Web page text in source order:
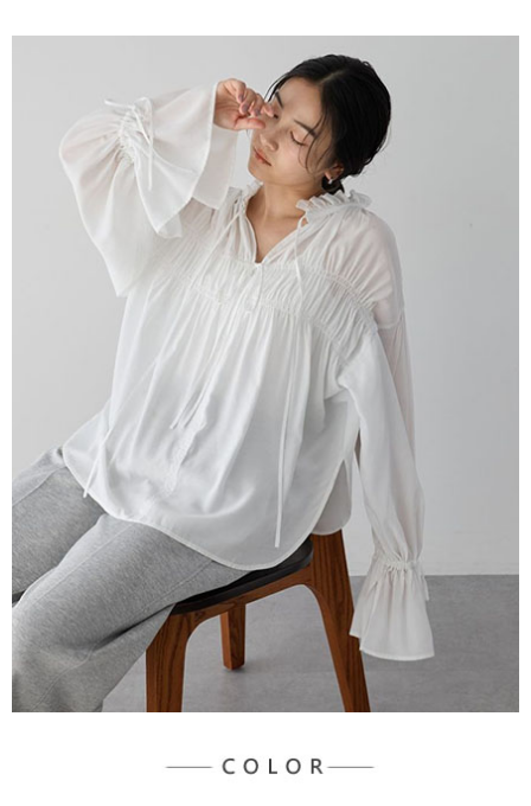
法說明評估內容。
1.分期款項不併入電信帳單，「大哥付你分期」於每月結算日後寄送繳費提
2.透過簡訊連結打開帳單後，可選擇「超商條碼／台灣大直營門市／銀行轉
帳／街口支付／iPASS MONEY」等通路繳費。
【注意事項】
1.本服務係由「台灣大哥大股份有限公司」（以下簡稱本公司）所提供，讓
用戶於交易時，得透過本服務購買商品或服務，並由商店將買賣／分期付款
買賣價金債權讓與本公司後，依約使用本公司帳單繳交帳款。
2.基於同意付款使用「大哥付你分期」之契約關係目的，商店將以您的個人
資料（包含姓名、電話或地址）提供予台灣大哥大進項蒐集、處理及利用，
由本公司與您本人進行分期帳單所需資料之確認、核對及更正。
3.完整用戶服務條款，請詳閱以下連結：
https://oppay.tw/userRule
【「AFTEE先享後付」結帳流程】
１．於結帳方式選擇「AFTEE先享後付」後，將跳轉至「AFTEE先享後付」
結帳頁面，進行簡訊認證並確認金額後，即可完成結帳。
２．訂單成立數日內，您將收到繳費通知簡訊。
３．收到繳費通知簡訊後14天內，點擊此簡訊中的連結，可透過四大超商／
ATM／網路銀行／等多元方式進行付款，方視為交易完成。
※ 請注意：結帳手續完成當下不需立刻繳費，但若您需要取消訂單，請聯絡
購買商品的店家。未經商家同意取消之訂單仍視為有效，需透過AFTEE先享
後付繳納相關費用。
※ 交易是否成功請以「AFTEE先享後付 」之結帳頁面顯示為準，若有關於
是否繳費成功／繳費後需取消欲退款等相關疑問，請聯繫「AFTEE先享後付
客戶支援中心」
https://netprotections.freshdesk.com/support/home
１．透過由恩沛科技股份有限公司提供之「AFTEE先享後付」服務完成之交
易，需依本服務之必要範圍內提供個人資料，並將交易相關給付款項請求債
權轉讓予恩沛科技股份有限公司。
２．關於個人資料處理事宜，請瀏覽以下網址：
https://aftee.tw/terms/#terms3
３．未成年的使用者請事先徵得法定代理人或監護人之同意方可使用
「AFTEE先享後付」，若未經同意申辦者引起之損失，本公司不負相關責
任。
４．使用「AFTEE先享後付」時，將依據個別帳號之用戶狀況，依本公司即
時審查核予不同之上限額度；若仍有額度不足之情形，本公司將視審查結果
請求用戶進行身份認證。
５．嚴禁一人註冊多個帳號或使用他人資訊註冊。若發現惡意使用之情形，
恩沛科技股份有限公司將有權停止該用戶之使用額度並採取法律行動。
每筆NT$60，滿NT$388(含以上)免運費
每筆NT$60，滿NT$388(含以上)免運費
萊爾富取貨付款
每筆NT$60，滿NT$888(含以上)免運費
萊爾富純取貨
每筆NT$60，滿NT$888(含以上)免運費
每筆NT$60，滿NT$888(含以上)免運費
每筆NT$60，滿NT$888(含以上)免運費
每筆NT$90，滿NT$888(含以上)免運費